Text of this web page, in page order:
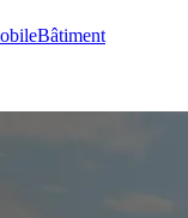
Bâtiment